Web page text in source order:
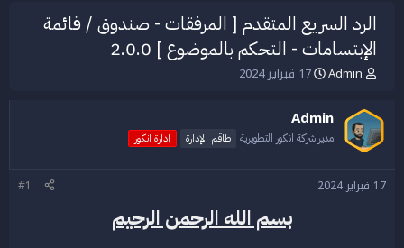
الرد السريع المتقدم [ المرفقات - صندوق / قائمة
الإبتسامات - التحكم بالموضوع ] 2.0.0
ب
د
ئ
ا
ل
و
Admin
ت
ي
خ
17 فبراير 2024
Admin
مدير شركة انكور التطويرية طاقم الإدارة ادارة انكور
17 فبراير 2024 #1
بسم الله الرحمن الرحيم